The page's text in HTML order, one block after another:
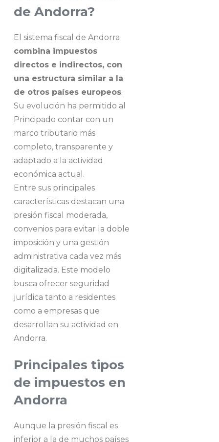
de Andorra?
El sistema fiscal de Andorra
combina impuestos
directos e indirectos, con
una estructura similar a la
de otros países europeos.
Su evolución ha permitido al
Principado contar con un
marco tributario más
completo, transparente y
adaptado a la actividad
económica actual.
Entre sus principales
características destacan una
presión fiscal moderada,
convenios para evitar la doble
imposición y una gestión
administrativa cada vez más
digitalizada. Este modelo
busca ofrecer seguridad
jurídica tanto a residentes
como a empresas que
desarrollan su actividad en
Andorra.
Principales tipos
de impuestos en
Andorra
Aunque la presión fiscal es
inferior a la de muchos países